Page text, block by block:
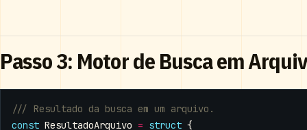
Passo 3: Motor de Busca em
const ResultadoArquivo = struct {